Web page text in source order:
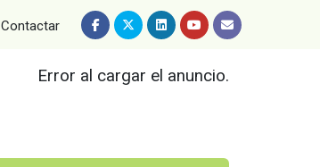
Contactar
Error al cargar el anuncio.